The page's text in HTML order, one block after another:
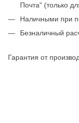
Почта" (только
Наличными при
Безналичный
Гарантия от